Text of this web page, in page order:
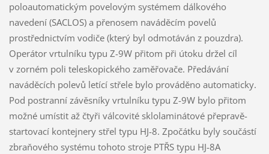
poloautomatickým povelovým systémem dálkového
navedení (SACLOS) a přenosem naváděcím povelů
prostřednictvím vodiče (který byl odmotáván z pouzdra).
Operátor vrtulníku typu Z-9W přitom při útoku držel cíl
v zorném poli teleskopického zaměřovače. Předávání
naváděcích polevů letící střele bylo prováděno automaticky.
Pod postranní závěsníky vrtulníku typu Z-9W bylo přitom
možné umístit až čtyři válcovité sklolaminátové přepravě-
startovací kontejnery střel typu HJ-8. Zpočátku byly součástí
zbraňového systému tohoto stroje PTŘS typu HJ-8A